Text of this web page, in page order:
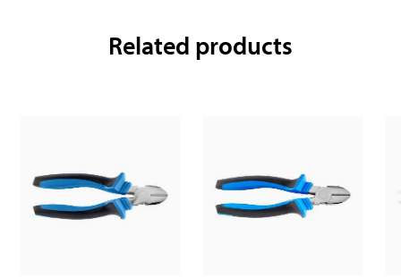
Related products